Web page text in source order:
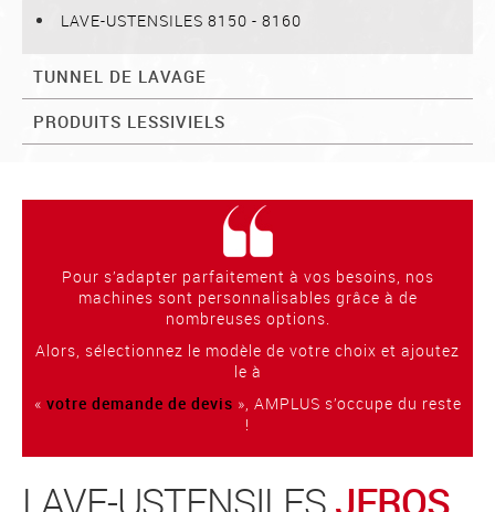
LAVE-USTENSILES 8150 - 8160
TUNNEL DE LAVAGE
PRODUITS LESSIVIELS
Pour s’adapter parfaitement à vos besoins, nos
machines sont personnalisables grâce à de
nombreuses options.
Alors, sélectionnez le modèle de votre choix et ajoutez
le à
« votre demande de devis », AMPLUS s’occupe du reste
!
LAVE-USTENSILESJEROS